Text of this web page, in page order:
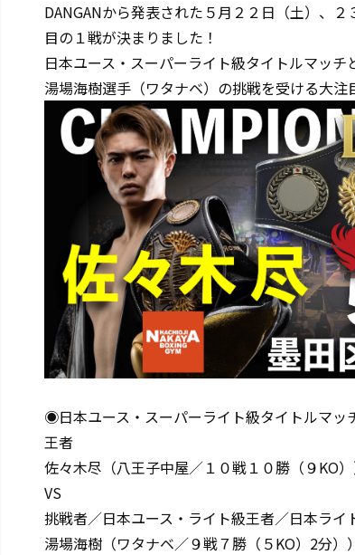
DANGANから発表された５月２２日（土）、
目の１戦が決まりました！
日本ユース・スーパーライト級タイトルマッ
湯場海樹選手（ワタナベ）の挑戦を受ける大注
◉日本ユース・スーパーライト級タイトルマッ
王者
佐々木尽（八王子中屋／１０戦１０勝（９KO）
VS
挑戦者／日本ユース・ライト級王者／日本ライ
湯場海樹（ワタナベ／９戦７勝（５KO）2分））